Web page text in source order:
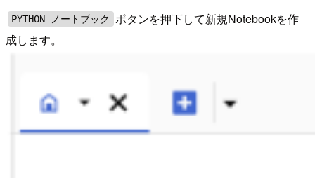
PYTHON ノートブック
ボタンを押下して新規Notebookを作
成します。